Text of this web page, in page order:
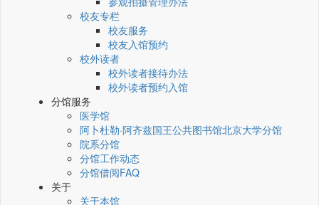
校友专栏
校友服务
校友入馆预约
校外读者
校外读者接待办法
校外读者预约入馆
分馆服务
医学馆
阿卜杜勒·阿齐兹国王公共图书馆北京大学分馆
院系分馆
分馆工作动态
分馆借阅FAQ
关于
关于本馆